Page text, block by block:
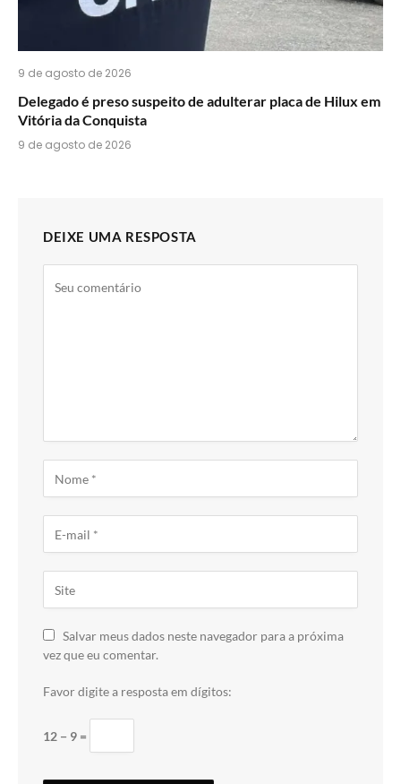
9 de agosto de 2026
Delegado é preso suspeito de adulterar placa de Hilux em
Vitória da Conquista
9 de agosto de 2026
DEIXE UMA RESPOSTA
Salvar meus dados neste navegador para a próxima
vez que eu comentar.
Favor digite a resposta em dígitos:
12 − 9 =